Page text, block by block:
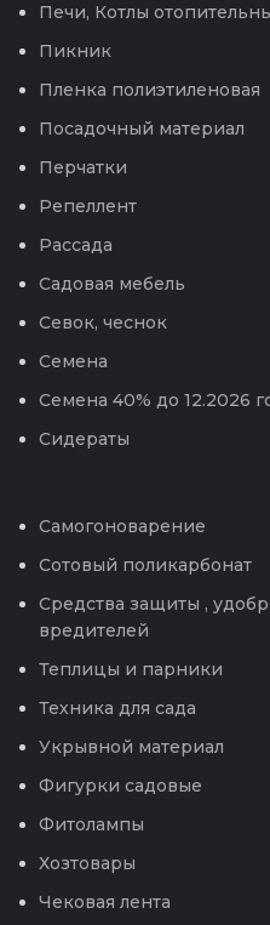
Печи, Котлы
Пикник
Пленка полиэтиленовая
Посадочный материал
Перчатки
Репеллент
Рассада
Садовая мебель
Севок, чеснок
Семена
Семена 40% до 12.2026
Сидераты
Самогоноварение
Сотовый поликарбонат
Средства защиты ,
вредителей
Теплицы и парники
Техника для сада
Укрывной материал
Фигурки садовые
Фитолампы
Хозтовары
Чековая лента